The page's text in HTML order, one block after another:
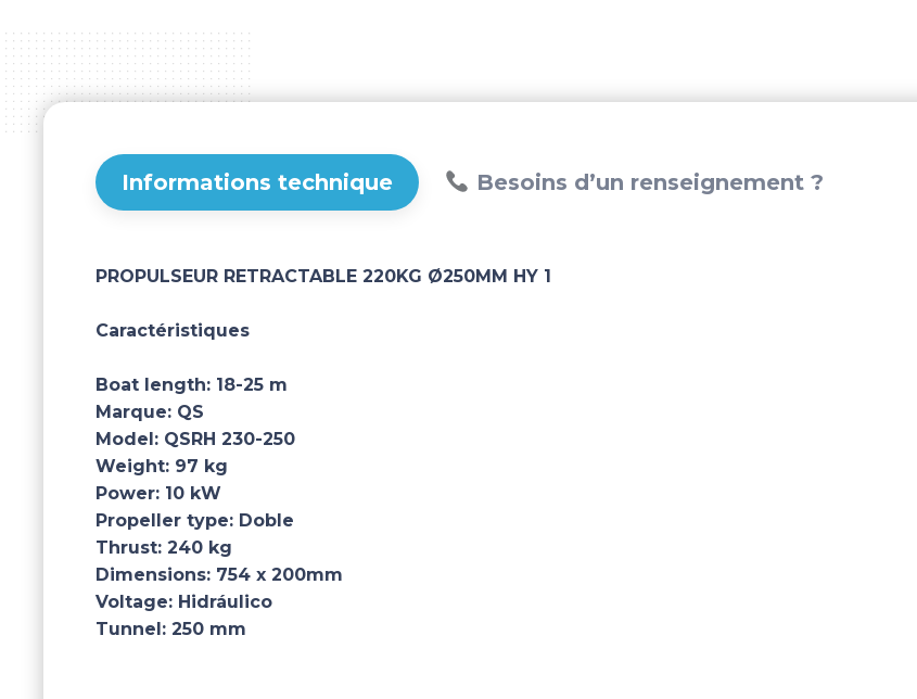
Informations technique Besoins d’un renseignement ?
PROPULSEUR RETRACTABLE 220KG Ø250MM HY 1
Caractéristiques
Boat length: 18-25 m
Marque: QS
Model: QSRH 230-250
Weight: 97 kg
Power: 10 kW
Propeller type: Doble
Thrust: 240 kg
Dimensions: 754 x 200mm
Voltage: Hidráulico
Tunnel: 250 mm